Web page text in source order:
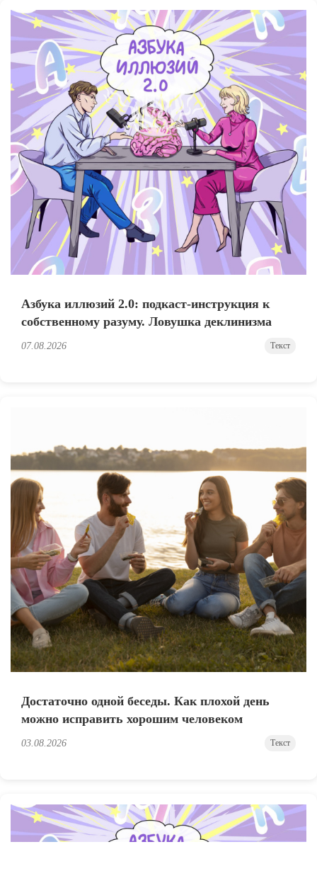
Азбука иллюзий 2.0: подкаст-инструкция к
собственному разуму. Ловушка деклинизма
07.08.2026 Текст
Достаточно одной беседы. Как плохой день
можно исправить хорошим человеком
03.08.2026 Текст